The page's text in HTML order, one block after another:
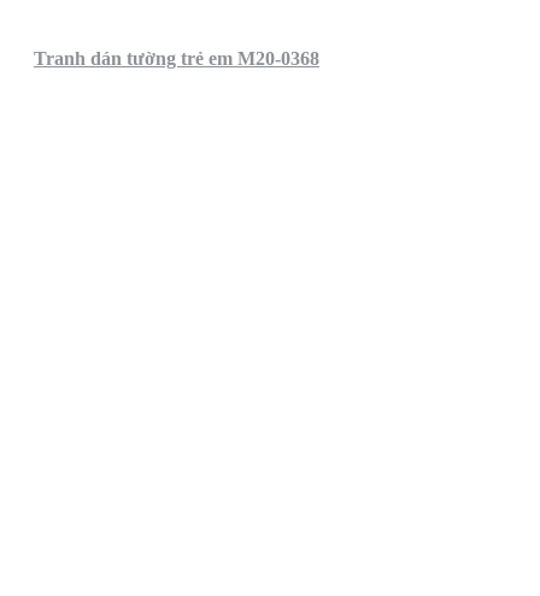
Tranh dán tường trẻ em M20-0368